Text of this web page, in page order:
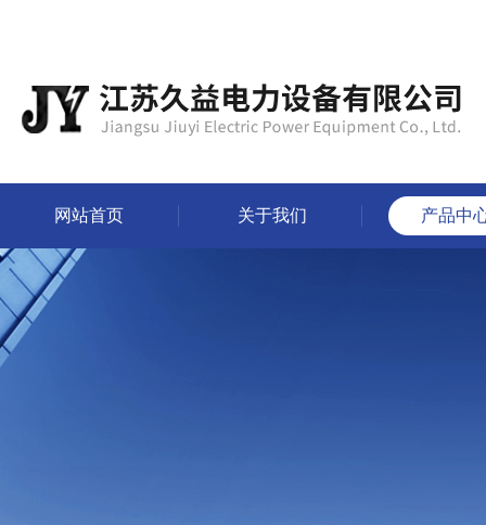
网站首页 关于我们 产品中